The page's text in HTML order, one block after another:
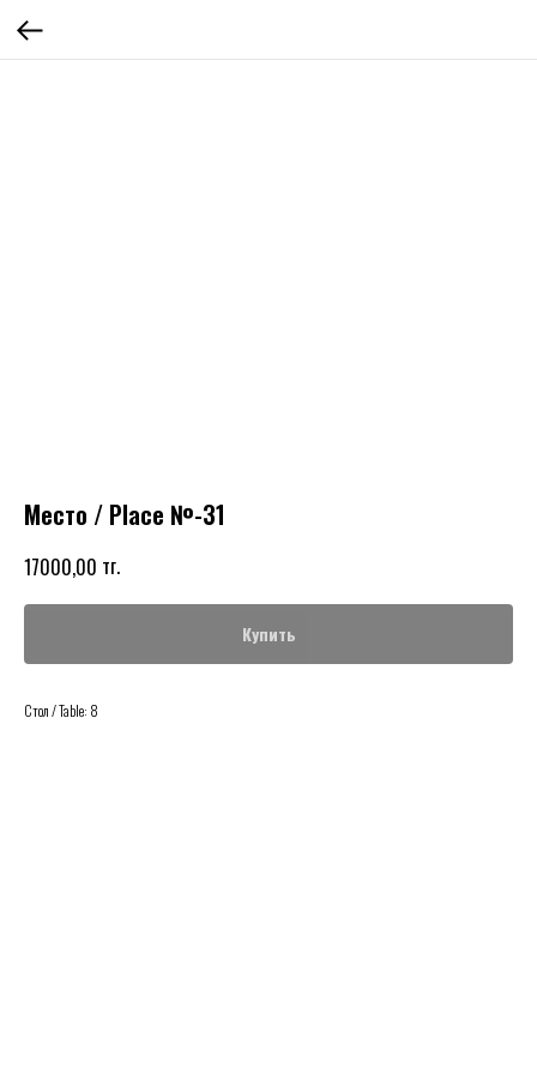
Место / Place №-31
17000,00 тг.
Купить
Стол / Table: 8